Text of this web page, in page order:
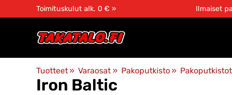
Toimituskulut alk. 0 € » Ilmaiset
Tuotteet ‪» Varaosat ‪» Pakoputkisto ‪» Pakoputkistot
Iron Baltic